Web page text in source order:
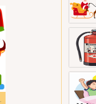
像 3